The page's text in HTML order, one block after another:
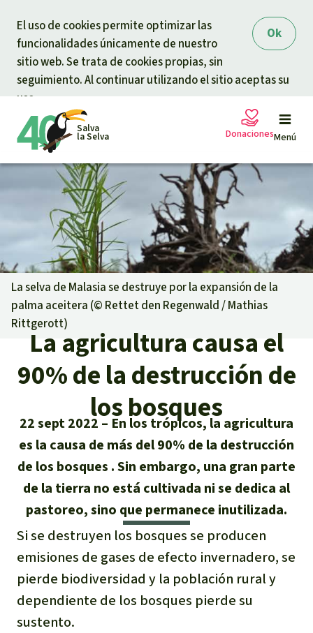
Ok
El uso de cookies permite optimizar las
funcionalidades únicamente de nuestro
sitio web. Se trata de cookies propias, sin
seguimiento. Al continuar utilizando el sitio aceptas su
uso.
Salva
la Selva Menú
Peticiones
Proyectos
Informaciones
Éxitos y Noticias
Suscribirme al boletín
Prensa
Banners Salva la Selva
Widget Salva la Selva
Agenda
Temas
Clima
Madera tropical
Biodiversidad
Selva tropical
Derechos de la Naturaleza
Bioenergía
Agua
Salva la Selva
Acerca de Salva la Selva
40 años Salva la Selva
En los Medios
FAQ
Transparencia
Contacto
Búsqueda
Español
Deutsch
English
Français
Italiano
Português
Donaciones
Tu donación ayuda
Donación general
Urgen donaciones
Certificados de donación
Preguntas y Respuestas
Donar para un tema
Bienestar animal
Defensa de la selva
Defensoras y defensores de la
selva
Donar para una región
Sudeste de Asia
Latinoamérica
La selva de Malasia se destruye por la expansión de la
palma aceitera (© Rettet den Regenwald / Mathias
Rittgerott)
La agricultura causa el
90% de la destrucción de
los bosques
22 sept 2022
En los trópicos, la agricultura
es la causa de más del 90% de la destrucción
de los bosques . Sin embargo, una gran parte
de la tierra no está cultivada ni se dedica al
pastoreo, sino que permanece inutilizada.
Si se destruyen los bosques se producen
emisiones de gases de efecto invernadero, se
pierde biodiversidad y la población rural y
dependiente de los bosques pierde su
sustento.